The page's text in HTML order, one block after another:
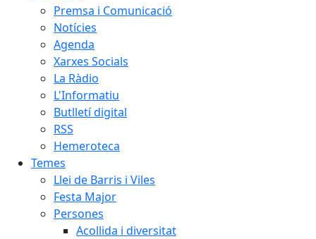
Premsa i Comunicació
Notícies
Agenda
Xarxes Socials
La Ràdio
L'Informatiu
Butlletí digital
RSS
Hemeroteca
Temes
Llei de Barris i Viles
Festa Major
Persones
Acollida i diversitat